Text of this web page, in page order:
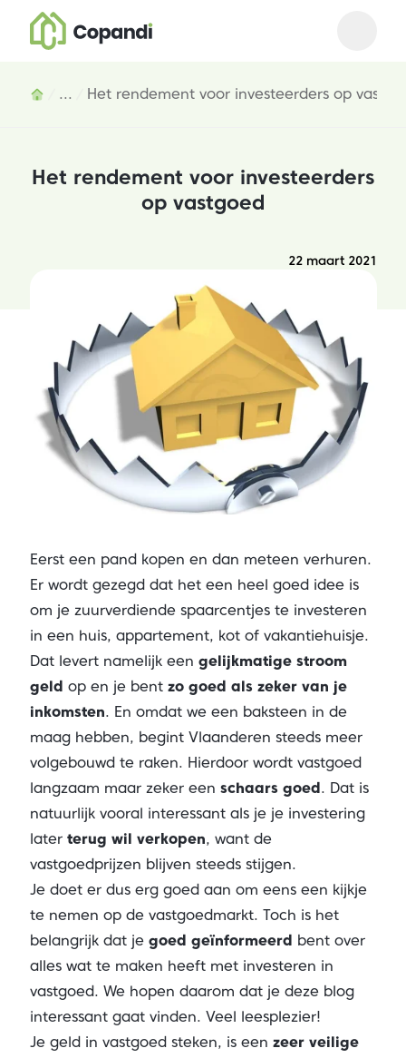
... Het rendement voor investeerders op
Het rendement voor investeerders
op vastgoed
22 maart 2021
Eerst een pand kopen en dan meteen verhuren.
Er wordt gezegd dat het een heel goed idee is
om je zuurverdiende spaarcentjes te investeren
in een huis, appartement, kot of vakantiehuisje.
Dat levert namelijk een gelijkmatige stroom
geld op en je bent zo goed als zeker van je
inkomsten. En omdat we een baksteen in de
maag hebben, begint Vlaanderen steeds meer
volgebouwd te raken. Hierdoor wordt vastgoed
langzaam maar zeker een schaars goed . Dat is
natuurlijk vooral interessant als je je investering
later terug wil verkopen, want de
vastgoedprijzen blijven steeds stijgen.
Je doet er dus erg goed aan om eens een kijkje
te nemen op de vastgoedmarkt. Toch is het
belangrijk dat je goed geïnformeerd bent over
alles wat te maken heeft met investeren in
vastgoed. We hopen daarom dat je deze blog
interessant gaat vinden. Veel leesplezier!
Je geld in vastgoed steken, is een zeer veilige